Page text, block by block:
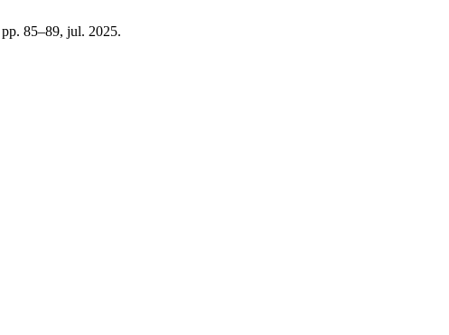
85–89, jul. 2025.